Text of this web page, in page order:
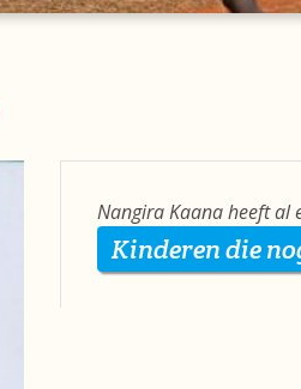
Nangira Kaana heeft al
Kinderen die